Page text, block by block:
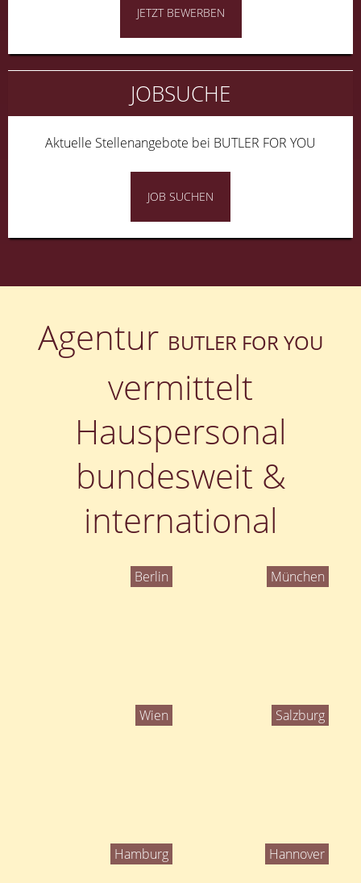
JETZT BEWERBEN
JOBSUCHE
Aktuelle Stellenangebote bei BUTLER FOR YOU
JOB SUCHEN
Agentur BUTLER FOR YOU
vermittelt
Hauspersonal
bundesweit &
international
Berlin München
Wien Salzburg
Hamburg Hannover